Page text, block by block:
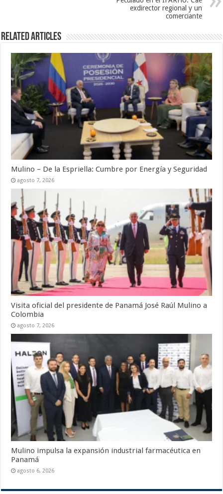
exdirector regional y un
comerciante
Related Articles
Mulino – De la Espriella: Cumbre por Energía y Seguridad
agosto 7, 2026
Visita oficial del presidente de Panamá José Raúl Mulino a
Colombia
agosto 7, 2026
Mulino impulsa la expansión industrial farmacéutica en
Panamá
agosto 6, 2026